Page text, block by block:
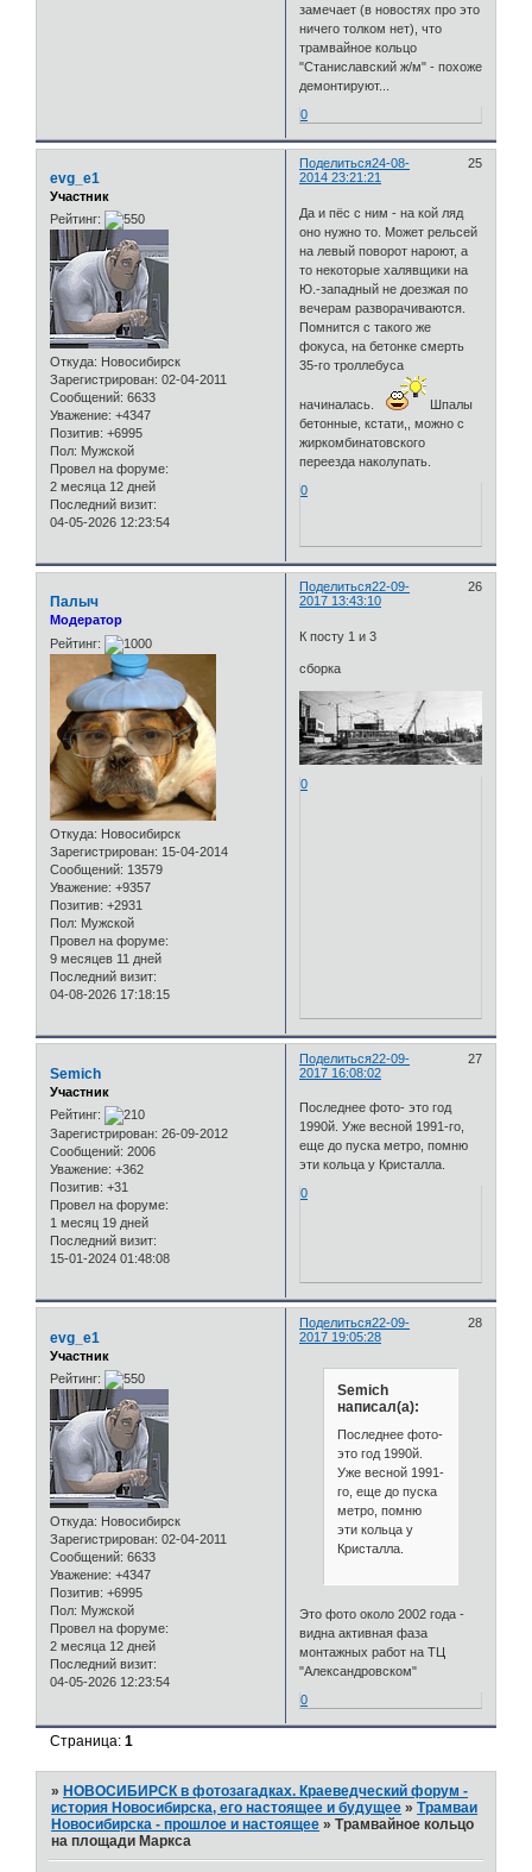
замечает (в новостях про это
ничего толком нет), что
трамвайное кольцо
"Станиславский ж/м" - похоже
демонтируют...
0
Поделиться 25
24-08-
2014 23:21:21
evg_e1
Участник
Рейтинг:
Откуда: Новосибирск
Зарегистрирован: 02-04-2011
Сообщений: 6633
Уважение: +4347
Позитив: +6995
Пол: Мужской
Провел на форуме:
2 месяца 12 дней
Последний визит:
04-05-2026 12:23:54
Да и пёс с ним - на кой ляд
оно нужно то. Может рельсей
на левый поворот нароют, а
то некоторые халявщики на
Ю.-западный не доезжая по
вечерам разворачиваются.
Помнится с такого же
фокуса, на бетонке смерть
35-го троллебуса
начиналась.
Шпалы
бетонные, кстати,, можно с
жиркомбинатовского
переезда наколупать.
0
Поделиться 26
22-09-
2017 13:43:10
Палыч
Модератор
Рейтинг:
Откуда: Новосибирск
Зарегистрирован: 15-04-2014
Сообщений: 13579
Уважение: +9357
Позитив: +2931
Пол: Мужской
Провел на форуме:
9 месяцев 11 дней
Последний визит:
04-08-2026 17:18:15
К посту 1 и 3
сборка
0
Поделиться 27
22-09-
2017 16:08:02
Semich
Участник
Рейтинг:
Зарегистрирован: 26-09-2012
Сообщений: 2006
Уважение: +362
Позитив: +31
Провел на форуме:
1 месяц 19 дней
Последний визит:
15-01-2024 01:48:08
Последнее фото- это год
1990й. Уже весной 1991-го,
еще до пуска метро, помню
эти кольца у Кристалла.
0
Поделиться 28
22-09-
2017 19:05:28
evg_e1
Участник
Рейтинг:
Откуда: Новосибирск
Зарегистрирован: 02-04-2011
Сообщений: 6633
Уважение: +4347
Позитив: +6995
Пол: Мужской
Провел на форуме:
2 месяца 12 дней
Последний визит:
04-05-2026 12:23:54
Semich
написал(а):
Последнее фото-
это год 1990й.
Уже весной 1991-
го, еще до пуска
метро, помню
эти кольца у
Кристалла.
Это фото около 2002 года -
видна активная фаза
монтажных работ на ТЦ
"Александровском"
0
Страница:1
» НОВОСИБИРСК в фотозагадках. Краеведческий форум -
история Новосибирска, его настоящее и будущее »Трамваи
Новосибирска - прошлое и настоящее »Трамвайное кольцо
на площади Маркса